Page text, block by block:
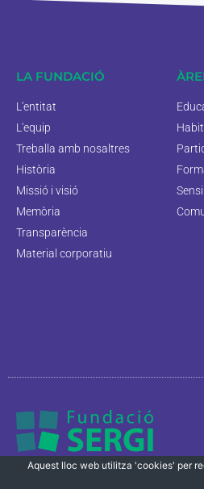
LA FUNDACIÓ
L'entitat
L'equip
Treballa amb nosaltres
Història
Missió i visió
Memòria
Transparència
Material corporatiu
Aquest lloc web utilitza 'cookies' per